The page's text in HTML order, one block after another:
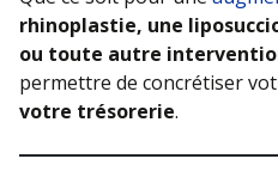
rhinoplastie, une
ou toute autre
permettre de concrétiser
votre trésorerie.